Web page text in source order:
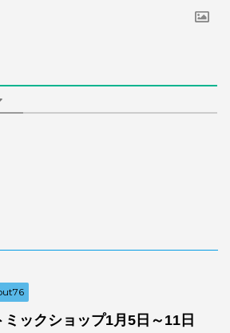
ミックショップ1月5日～11日